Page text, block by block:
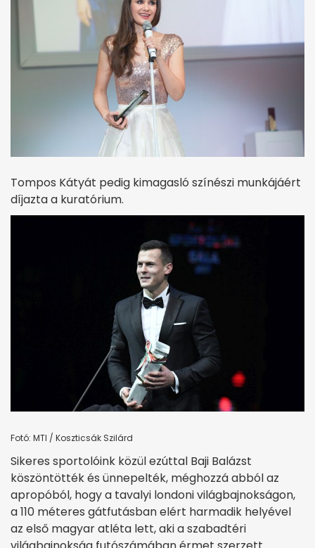
Tompos Kátyát pedig kimagasló színészi munkájáért
díjazta a kuratórium.
Fotó: MTI / Koszticsák Szilárd
Sikeres sportolóink közül ezúttal Baji Balázst
köszöntötték és ünnepelték, méghozzá abból az
apropóból, hogy a tavalyi londoni világbajnokságon,
a 110 méteres gátfutásban elért harmadik helyével
az első magyar atléta lett, aki a szabadtéri